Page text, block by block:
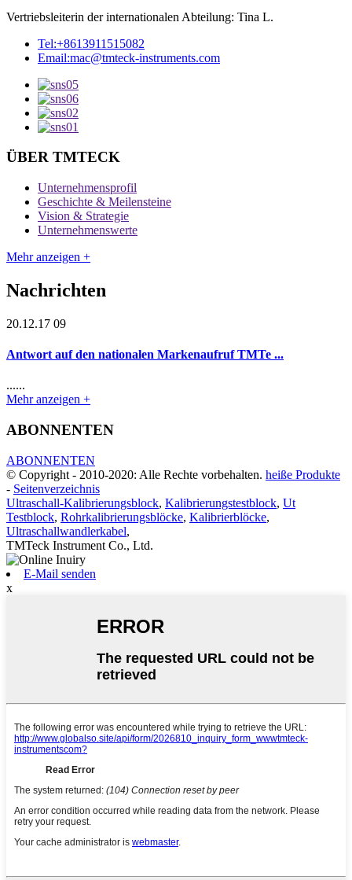
Vertriebsleiterin der internationalen Abteilung: Tina L.
Tel:+8613911515082
Email:mac@tmteck-instruments.com
ÜBER TMTECK
Unternehmensprofil
Geschichte & Meilensteine
Vision & Strategie
Unternehmenswerte
Mehr anzeigen +
Nachrichten
20.12.17 09
Antwort auf den nationalen Markenaufruf TMTe ...
......
Mehr anzeigen +
ABONNENTEN
ABONNENTEN
© Copyright - 2010-2020: Alle Rechte vorbehalten. heiße Produkte
- Seitenverzeichnis
Ultraschall-Kalibrierungsblock, Kalibrierungstestblock, Ut
Testblock, Rohrkalibrierungsblöcke, Kalibrierblöcke,
Ultraschallwandlerkabel,
TMTeck Instrument Co., Ltd.
E-Mail senden
x